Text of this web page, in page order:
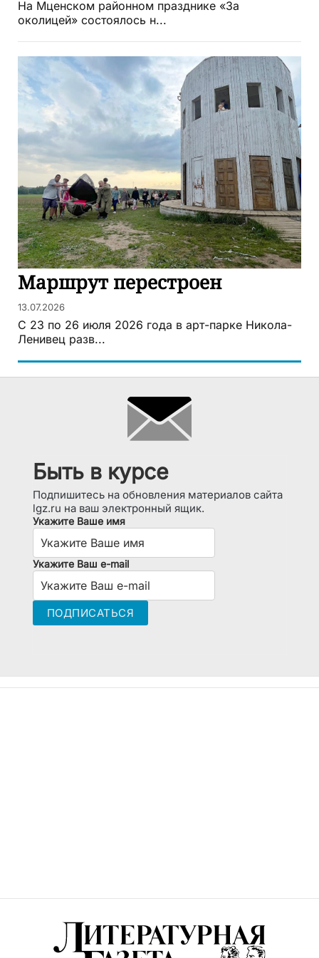
На Мценском районном празднике «За
околицей» состоялось н...
Маршрут перестроен
13.07.2026
С 23 по 26 июля 2026 года в арт-парке Никола-
Ленивец разв...
Быть в курсе
Подпишитесь на обновления материалов сайта
lgz.ru на ваш электронный ящик.
Укажите Ваше имя
Укажите Ваш e-mail